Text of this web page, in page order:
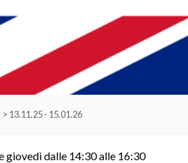
13.11.25 - 15.01.26
giovedì dalle 14:30 alle 16:30